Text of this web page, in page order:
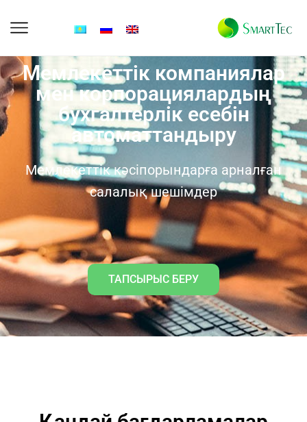
Мемлекеттік компаниялар
мен корпорациялардың
бухгалтерлік есебін
автоматтандыру
Мемлекеттік кәсіпорындарға арналған
салалық шешімдер
ТАПСЫРЫС БЕРУ